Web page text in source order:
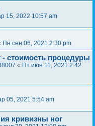
15, 2022 10:57 am
Пн сен 06, 2021 2:30 pm
- стоимость процедуры
« Пт июн 11, 2021 2:42
05, 2021 5:54 am
кривизны ног